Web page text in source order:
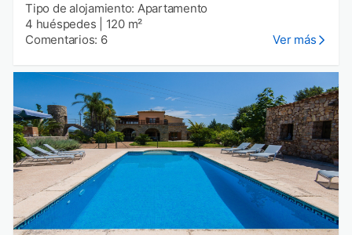
Tipo de alojamiento: Apartamento
4 huéspedes
120 m²
Comentarios: 6
Ver más